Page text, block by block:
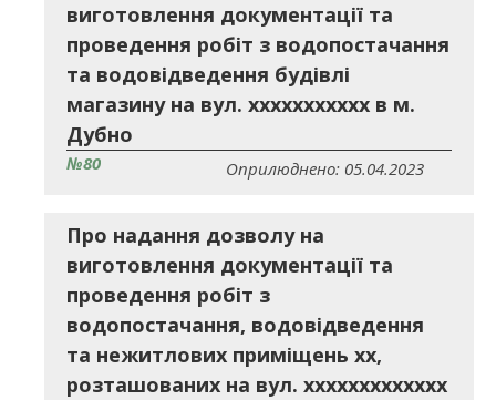
виготовлення документації та
проведення робіт з водопостачання
та водовідведення будівлі
магазину на вул. ххххххххххх в м.
Дубно
№80 Оприлюднено: 05.04.2023
Про надання дозволу на
виготовлення документації та
проведення робіт з
водопостачання, водовідведення
та нежитлових приміщень хх,
розташованих на вул. ххххххххххххх